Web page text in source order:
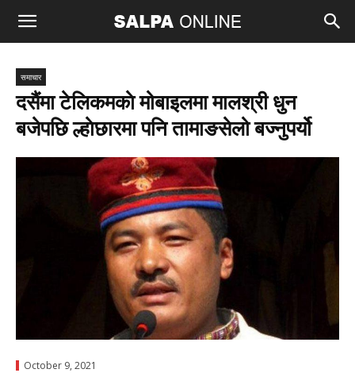
समाचार
दसैंमा टेलिकमकाे मोबाइलमा मालश्री धुन
बजेपछि ल्हाेछारमा पनि तामाङसेलो बज्नुपर्यो
October 9, 2021